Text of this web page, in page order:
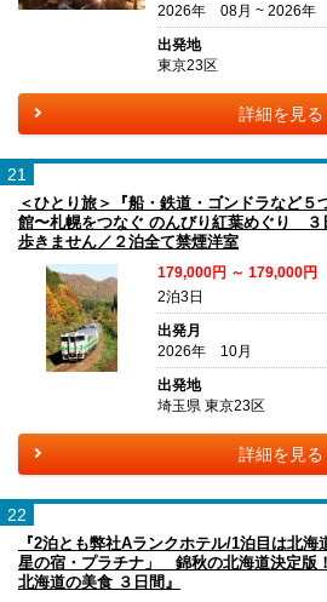
2026年 08月 ~ 2026年
出発地
東京23区
詳細を見る
21
＜ひとり旅＞『船・鉄道・ゴンドラなど５
館〜札幌をつなぐ のんびり紅葉めぐり
歩きません／２泊全て禁煙洋室
179,000円 ～ 179,000円
2泊3日
出発月
2026年 10月
出発地
埼玉県 東京23区
詳細を見る
22
『2泊とも弊社Aランクホテル/1泊目は北
星の宿・プラチナ」 錦秋の北海道決定版
北海道の美食 ３日間』